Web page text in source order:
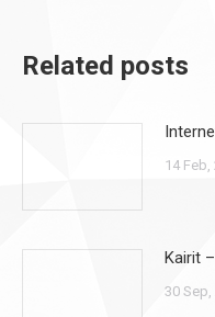
Related posts
14 Feb,
Kairit
30 Sep,